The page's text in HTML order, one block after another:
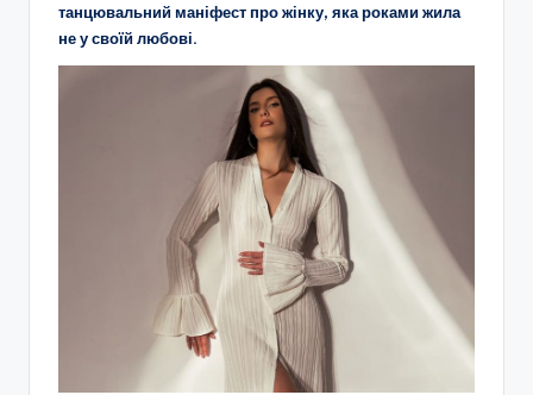
танцювальний маніфест про жінку, яка роками жила
не у своїй любові.